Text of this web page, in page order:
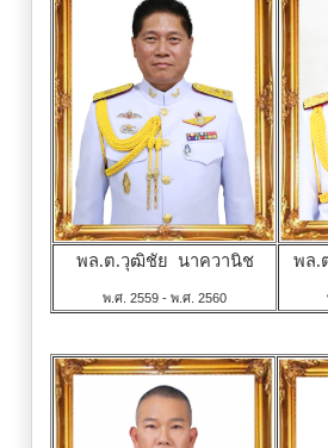
พล.ต.วุฒิชัย นาควานิช
พ.ศ. 2559 - พ.ศ. 2560
พล.